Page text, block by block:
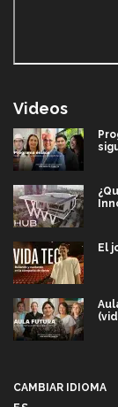
Videos
El
CAMBIAR IDIOMA